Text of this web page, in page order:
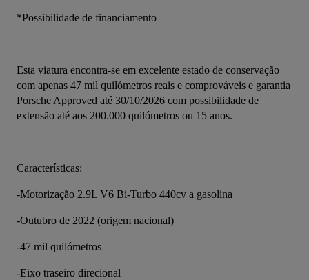
*Possibilidade de financiamento
Esta viatura encontra-se em excelente estado de conservação
com apenas 47 mil quilómetros reais e comprováveis e garantia
Porsche Approved até 30/10/2026 com possibilidade de
extensão até aos 200.000 quilómetros ou 15 anos.
Características:
-Motorização 2.9L V6 Bi-Turbo 440cv a gasolina
-Outubro de 2022 (origem nacional)
-47 mil quilómetros
-Eixo traseiro direcional